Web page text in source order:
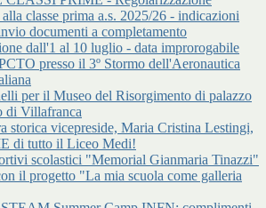
classe prima a.s. 2025/26 - indicazioni
documenti a completamento
dall'1 al 10 luglio - data improrogabile
presso il 3º Stormo dell'Aeronautica
per il Museo del Risorgimento di palazzo
di Villafranca
storica vicepreside, Maria Cristina Lestingi,
di tutto il Liceo Medi!
scolastici "Memorial Gianmaria Tinazzi"
il progetto "La mia scuola come galleria